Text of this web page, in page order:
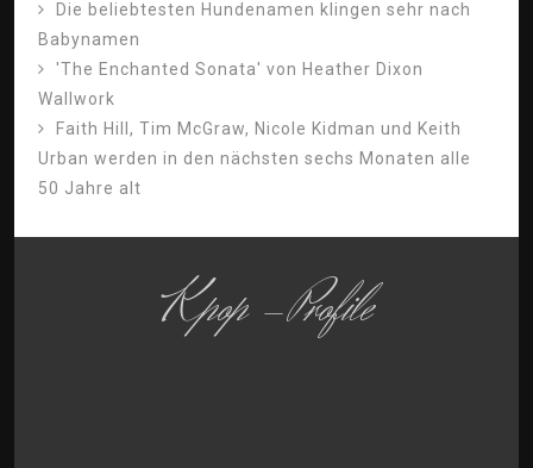
Die beliebtesten Hundenamen klingen sehr nach
Babynamen
'The Enchanted Sonata' von Heather Dixon
Wallwork
Faith Hill, Tim McGraw, Nicole Kidman und Keith
Urban werden in den nächsten sechs Monaten alle
50 Jahre alt
Kpop -Profile